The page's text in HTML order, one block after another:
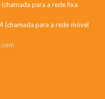
para a rede fixa
(chamada para a rede móvel